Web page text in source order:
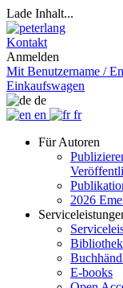
Lade Inhalt...
Kontakt
Anmelden
Mit Benutzername /
Einkaufswagen
de
en
fr
Für Autoren
2026
E-books